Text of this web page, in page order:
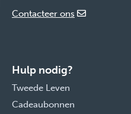
Contacteer ons
Hulp nodig?
Tweede Leven
Cadeaubonnen